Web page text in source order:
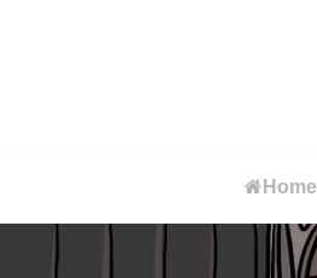
Home